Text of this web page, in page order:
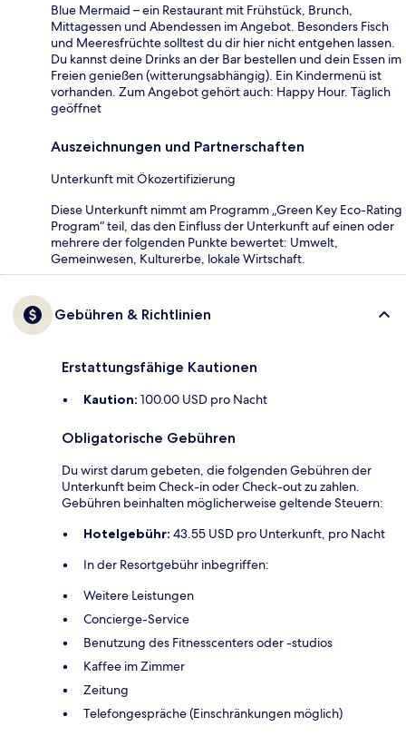
Blue Mermaid – ein Restaurant mit Frühstück, Brunch,
Mittagessen und Abendessen im Angebot. Besonders Fisch
und Meeresfrüchte solltest du dir hier nicht entgehen lassen.
Du kannst deine Drinks an der Bar bestellen und dein Essen im
Freien genießen (witterungsabhängig). Ein Kindermenü ist
vorhanden. Zum Angebot gehört auch: Happy Hour. Täglich
geöffnet
Auszeichnungen und Partnerschaften
Unterkunft mit Ökozertifizierung
Diese Unterkunft nimmt am Programm „Green Key Eco-Rating
Program“ teil, das den Einfluss der Unterkunft auf einen oder
mehrere der folgenden Punkte bewertet: Umwelt,
Gemeinwesen, Kulturerbe, lokale Wirtschaft.
Gebühren & Richtlinien
Erstattungsfähige Kautionen
Kaution: 100.00 USD pro Nacht
Obligatorische Gebühren
Du wirst darum gebeten, die folgenden Gebühren der
Unterkunft beim Check-in oder Check-out zu zahlen.
Gebühren beinhalten möglicherweise geltende Steuern:
Hotelgebühr: 43.55 USD pro Unterkunft, pro Nacht
In der Resortgebühr inbegriffen:
Weitere Leistungen
Concierge-Service
Benutzung des Fitnesscenters oder -studios
Kaffee im Zimmer
Zeitung
Telefongespräche (Einschränkungen möglich)